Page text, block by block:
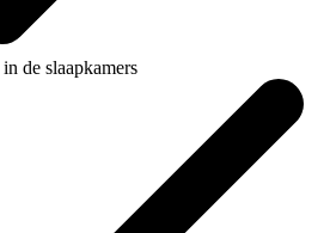
de slaapkamers